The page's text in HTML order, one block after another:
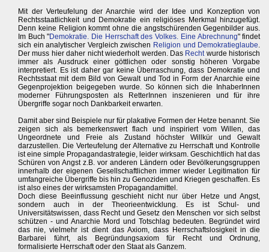
Mit der Verteufelung der Anarchie wird der Idee und Konzeption von
Rechtsstaatlichkeit und Demokratie ein religiöses Merkmal hinzugefügt.
Denn keine Religion kommt ohne die angstschürenden Gegenbilder aus.
Im Buch "Demokratie. Die Herrschaft des Volkes. Eine Abrechnung" findet
sich ein analytischer Vergleich zwischen Religion und Demokratieglaube.
Der muss hier daher nicht wiederholt werden. Das Rechtwurde historisch
immer als Ausdruck einer göttlichen oder sonstig höheren Vorgabe
interpretiert. Es ist daher gar keine Überraschung, dass Demokratie und
Rechtsstaat mit dem Bild von Gewalt und Tod in Form der Anarchie eine
Gegenprojektion beigegeben wurde. So können sich die InhaberInnen
moderner Führungsposten als RetterInnen inszenieren und für ihre
Übergriffe sogar noch Dankbarkeit erwarten.
Damit aber sind Beispiele nur für plakative Formen der Hetze benannt. Sie
zeigen sich als bemerkenswert flach und inspiriert vom Willen, das
Ungeordnete und Freie als Zustand höchster Willkür und Gewalt
darzustellen. Die Verteufelung der Alternative zu Herrschaft und Kontrolle
ist eine simple Propagandastrategie, leider wirksam. Geschichtlich hat das
Schüren von Angst z.B. vor anderen Ländern oder Bevölkerungsgruppen
innerhalb der eigenen Gesellschaftlichen immer wieder Legitimation für
umfangreiche Übergriffe bis hin zu Genoziden und Kriegen geschaffen. Es
ist also eines der wirksamsten Propagandamittel.
Doch diese Beeinflussung geschieht nicht nur über Hetze und Angst,
sondern auch in der Theorieentwicklung. Es ist Schul- und
Universitätswissen, dass Recht und Gesetz den Menschen vor sich selbst
schützen - und Anarchie Mord und Totschlag bedeuten. Begründet wird
das nie, vielmehr ist dient das Axiom, dass Herrschaftslosigkeit in die
Barbarei führt, als Begründungsaxiom für Recht und Ordnung,
formalisierte Herrschaft oder den Staat als Ganzem.